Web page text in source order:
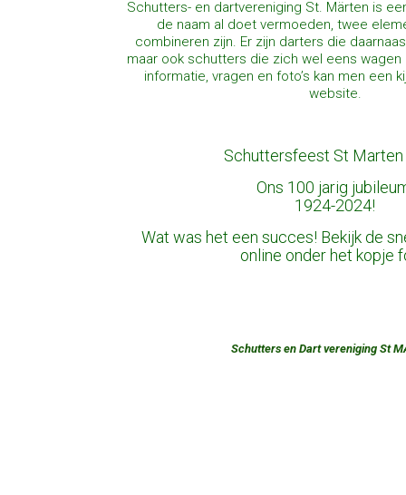
Schutters- en dartvereniging St. Märten is
de naam al doet vermoeden, twee
combineren zijn. Er zijn darters die
maar ook schutters die zich wel eens
informatie, vragen en foto’s kan men een
website.
Schuttersfeest St Marten
Ons 100 jarig
1924-2024!
Wat was het een succes! Bekijk de
online onder het kopje
Schutters en Dart vereniging St